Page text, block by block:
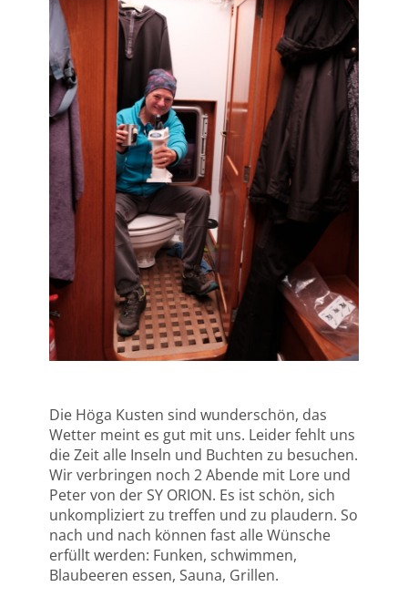
Die Höga Kusten sind wunderschön, das
Wetter meint es gut mit uns. Leider fehlt uns
die Zeit alle Inseln und Buchten zu besuchen.
Wir verbringen noch 2 Abende mit Lore und
Peter von der SY ORION. Es ist schön, sich
unkompliziert zu treffen und zu plaudern. So
nach und nach können fast alle Wünsche
erfüllt werden: Funken, schwimmen,
Blaubeeren essen, Sauna, Grillen.